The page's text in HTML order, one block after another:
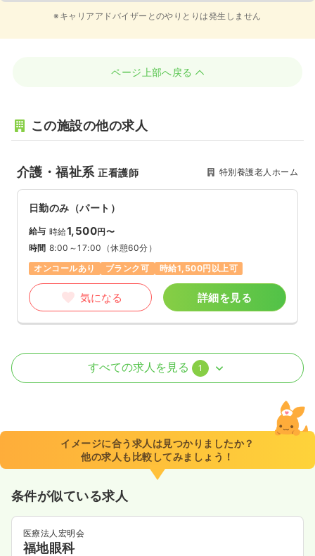
※キャリアアドバイザーとのやりとりは発生しません
ページ上部へ戻る
この施設の他の求人
介護・福祉系正看護師 特別養護老人ホーム
日勤のみ（パート）
給与 時給1,500円〜
時間 8:00～17:00 （休憩60分）
オンコールあり
ブランク可 時給1,500円以上可
気になる 詳細を見る
訪問看護 正看護師
8:30～17:30（休憩60分）
4週8休以上
オンコールあり 月給32万円以上可
気になる
すべての求人を見る 1
イメージに合う求人は見つかりましたか？
他の求人も比較してみましょう！
条件が似ている求人
医療法人宏明会
福地眼科